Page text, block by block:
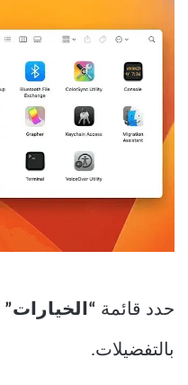
حدد قائمة “الخيارات”
بالتفضيلات.